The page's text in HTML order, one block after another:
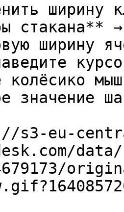
ширину
ширину
колёсико
значение
eu-